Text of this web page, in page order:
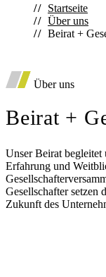
Schließen
Häufige
Deutsche
Startseite
Über uns
Beirat +
Über uns
Beirat +
Unser Beirat begleitet
Erfahrung und
Gesellschafter setzen
Zukunft des